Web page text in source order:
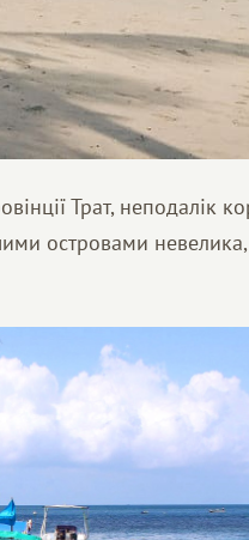
Трат, неподалік
островами